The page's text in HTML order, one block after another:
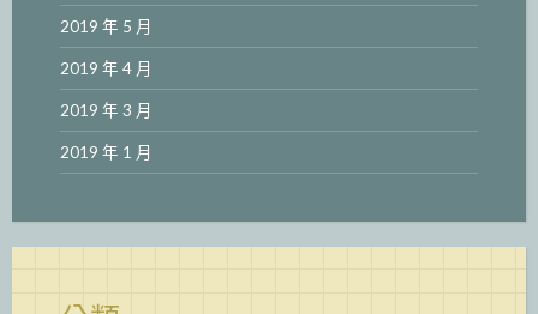
2019 年 5 月
2019 年 4 月
2019 年 3 月
2019 年 1 月